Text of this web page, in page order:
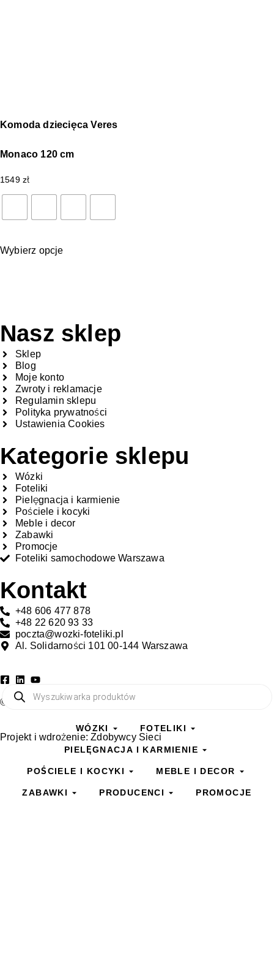
Komoda dziecięca Veres
Monaco 120 cm
1549 zł
Wybierz opcje
Nasz sklep
Sklep
Blog
Moje konto
Zwroty i reklamacje
Regulamin sklepu
Polityka prywatności
Ustawienia Cookies
Kategorie sklepu
Wózki
Foteliki
Pielęgnacja i karmienie
Pościele i kocyki
Meble i decor
Zabawki
Promocje
Foteliki samochodowe Warszawa
Kontakt
+48 606 477 878
+48 22 620 93 33
poczta@wozki-foteliki.pl
Al. Solidarności 101 00-144 Warszawa
© All rights reserved
Projekt i wdrożenie:Zdobywcy Sieci
WÓZKI FOTELIKI
PIELĘGNACJA I KARMIENIE
POŚCIELE I KOCYKI MEBLE I DECOR
ZABAWKI PRODUCENCI PROMOCJE